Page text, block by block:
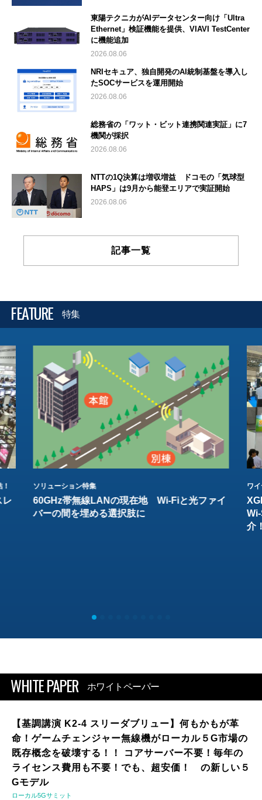
東陽テクニカがAIデータセンター向け「Ultra
Ethernet」検証機能を提供、VIAVI TestCenter
に機能追加
2026.08.06
NRIセキュア、独自開発のAI統制基盤を導入し
たSOCサービスを運用開始
2026.08.06
総務省の「ワット・ビット連携関連実証」に7
機関が採択
2026.08.06
NTTの1Q決算は増収増益 ドコモの「気球型
HAPS」は9月から能登エリアで実証開始
2026.08.06
記事一覧
FEATURE 特集
レ
ソリューション特集
60GHz帯無線LANの現在地 Wi-Fiと光ファイ
バーの間を埋める選択肢に
ワ
介
WHITE PAPER ホワイトペーパー
【基調講演 K2-4 スリーダブリュー】何もかもが革
命！ゲームチェンジャー無線機がローカル５G市場の
既存概念を破壊する！！ コアサーバー不要！毎年の
ライセンス費用も不要！でも、超安価！ の新しい５
Gモデル
ローカル5Gサミット